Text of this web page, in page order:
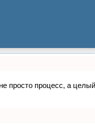
просто процесс, а